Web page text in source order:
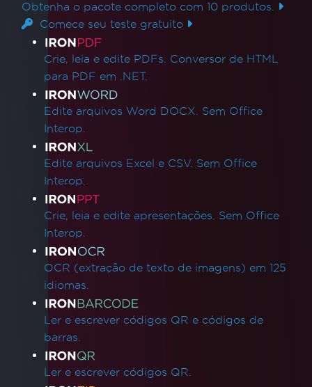
Obtenha o pacote completo com 10 produtos.
Comece seu teste gratuito
Links de produtos
Crie, leia e edite PDFs. Conversor de HTML
para PDF em .NET.
Edite arquivos Word DOCX. Sem Office
Interop.
Edite arquivos Excel e CSV. Sem Office
Interop.
Crie, leia e edite apresentações. Sem Office
Interop.
OCR (extração de texto de imagens) em 125
idiomas.
Ler e escrever códigos QR e códigos de
barras.
Ler e escrever códigos QR.